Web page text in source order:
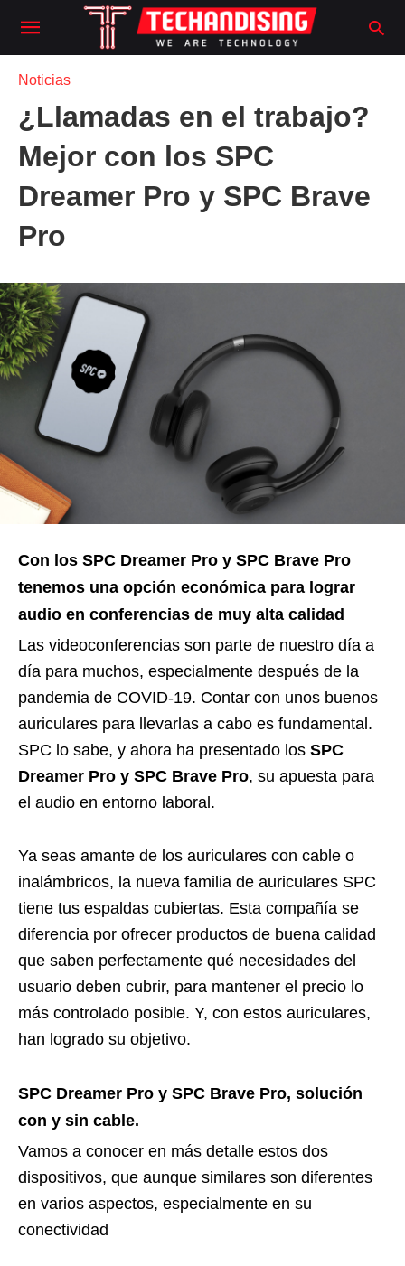
Noticias
¿Llamadas en el trabajo?
Mejor con los SPC
Dreamer Pro y SPC Brave
Pro
Con los SPC Dreamer Pro y SPC Brave Pro
tenemos una opción económica para lograr
audio en conferencias de muy alta calidad
Las videoconferencias son parte de nuestro día a
día para muchos, especialmente después de la
pandemia de COVID-19. Contar con unos buenos
auriculares para llevarlas a cabo es fundamental.
SPC lo sabe, y ahora ha presentado los SPC
Dreamer Pro y SPC Brave Pro, su apuesta para
el audio en entorno laboral.
Ya seas amante de los auriculares con cable o
inalámbricos, la nueva familia de auriculares SPC
tiene tus espaldas cubiertas. Esta compañía se
diferencia por ofrecer productos de buena calidad
que saben perfectamente qué necesidades del
usuario deben cubrir, para mantener el precio lo
más controlado posible. Y, con estos auriculares,
han logrado su objetivo.
SPC Dreamer Pro y SPC Brave Pro, solución
con y sin cable.
Vamos a conocer en más detalle estos dos
dispositivos, que aunque similares son diferentes
en varios aspectos, especialmente en su
conectividad